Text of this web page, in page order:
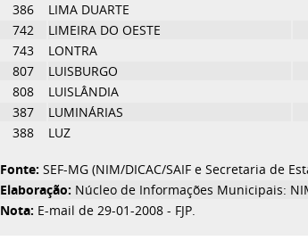
386
LIMA DUARTE
742
LIMEIRA DO OESTE
743
LONTRA
807
LUISBURGO
808
LUISLÂNDIA
387
LUMINÁRIAS
388
LUZ
Fonte: SEF-MG (NIM/DICAC/SAIF e Secretaria de
Elaboração: Núcleo de Informações Municipais:
Nota: E-mail de 29-01-2008 - FJP.